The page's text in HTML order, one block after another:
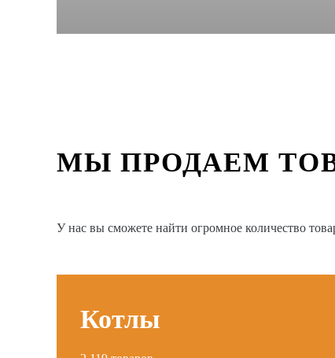
МЫ ПРОДАЕМ
У нас вы сможете найти огромное количество
Котлы